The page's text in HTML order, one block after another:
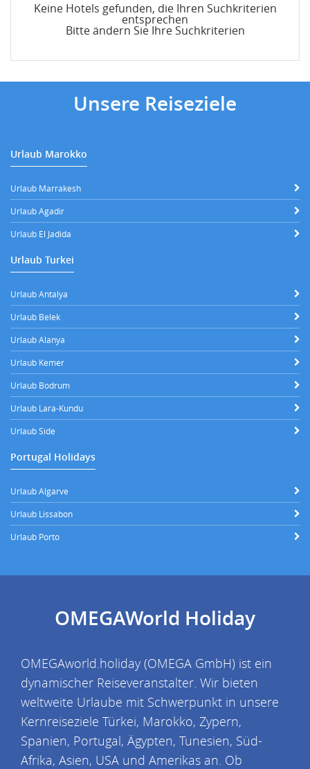
Keine Hotels gefunden, die Ihren Suchkriterien
entsprechen
Bitte ändern Sie Ihre Suchkriterien
Unsere Reiseziele
Urlaub Marokko
Urlaub Marrakesh
Urlaub Agadir
Urlaub El Jadida
Urlaub Turkei
Urlaub Antalya
Urlaub Belek
Urlaub Alanya
Urlaub Kemer
Urlaub Bodrum
Urlaub Lara-Kundu
Urlaub Side
Portugal Holidays
Urlaub Algarve
Urlaub Lissabon
Urlaub Porto
OMEGAWorld Holiday
OMEGAworld.holiday (OMEGA GmbH) ist ein
dynamischer Reiseveranstalter. Wir bieten
weltweite Urlaube mit Schwerpunkt in unsere
Kernreiseziele Türkei, Marokko, Zypern,
Spanien, Portugal, Ägypten, Tunesien, Süd-
Afrika, Asien, USA und Amerikas an. Ob